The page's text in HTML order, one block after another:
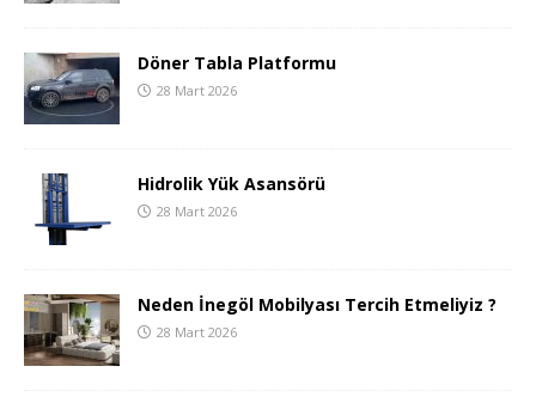
Döner Tabla Platformu
28 Mart 2026
Hidrolik Yük Asansörü
28 Mart 2026
Neden İnegöl Mobilyası Tercih Etmeliyiz ?
28 Mart 2026